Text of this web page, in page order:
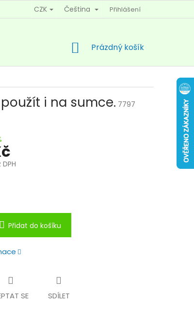
OSOBNÍCH ÚDAJŮ KONTAKTY
CZK Čeština Přihlášení
NÁKUPNÍ
Prázdný košík
i na sumce. 7797
Přidat do košíku
SE SDÍLET